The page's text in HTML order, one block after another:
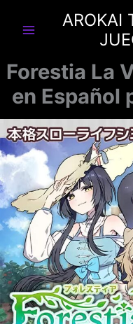
AROKAI
Forestia La
en Español